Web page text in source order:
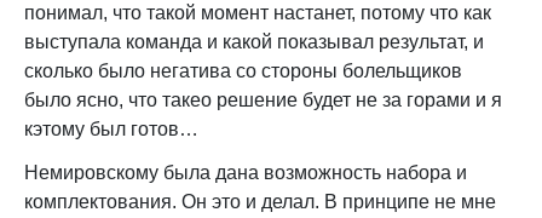
понимал, что такой момент настанет, потому что как
выступала команда и какой показывал результат, и
сколько было негатива со стороны болельщиков
было ясно, что такео решение будет не за горами и я
кэтому был готов…
Немировскому была дана возможность набора и
комплектования. Он это и делал. В принципе не мне